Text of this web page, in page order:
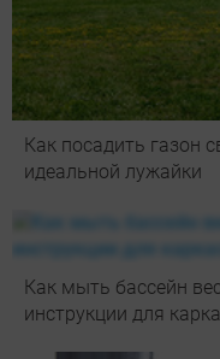
Как посадить газон
идеальной лужайки
Как мыть бассейн
инструкции для